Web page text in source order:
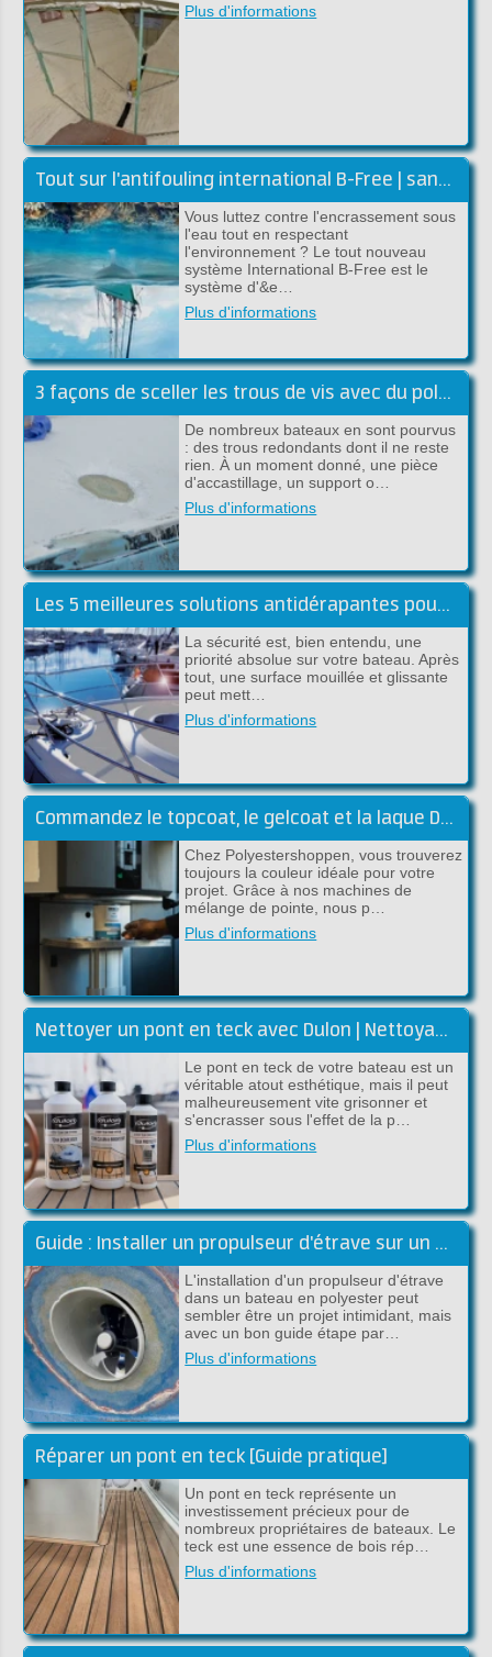
Plus d'informations
Tout sur l'antifouling international B-Free | sans biocides
Vous luttez contre l'encrassement sous
l'eau tout en respectant
l'environnement ? Le tout nouveau
système International B-Free est le
système d'&e…
Plus d'informations
3 façons de sceller les trous de vis avec du polyester
De nombreux bateaux en sont pourvus
: des trous redondants dont il ne reste
rien. À un moment donné, une pièce
d'accastillage, un support o…
Plus d'informations
Les 5 meilleures solutions antidérapantes pour l'embarqué
La sécurité est, bien entendu, une
priorité absolue sur votre bateau. Après
tout, une surface mouillée et glissante
peut mett…
Plus d'informations
Commandez le topcoat, le gelcoat et la laque DD dans la couleur souhaitée
Chez Polyestershoppen, vous trouverez
toujours la couleur idéale pour votre
projet. Grâce à nos machines de
mélange de pointe, nous p…
Plus d'informations
Nettoyer un pont en teck avec Dulon | Nettoyage et rénovation
Le pont en teck de votre bateau est un
véritable atout esthétique, mais il peut
malheureusement vite grisonner et
s'encrasser sous l'effet de la p…
Plus d'informations
Guide : Installer un propulseur d'étrave sur un bateau en polyester
L'installation d'un propulseur d'étrave
dans un bateau en polyester peut
sembler être un projet intimidant, mais
avec un bon guide étape par…
Plus d'informations
Réparer un pont en teck [Guide pratique]
Un pont en teck représente un
investissement précieux pour de
nombreux propriétaires de bateaux. Le
teck est une essence de bois rép…
Plus d'informations